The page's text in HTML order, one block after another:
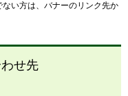
い方は、バナーのリンク先か
せ先